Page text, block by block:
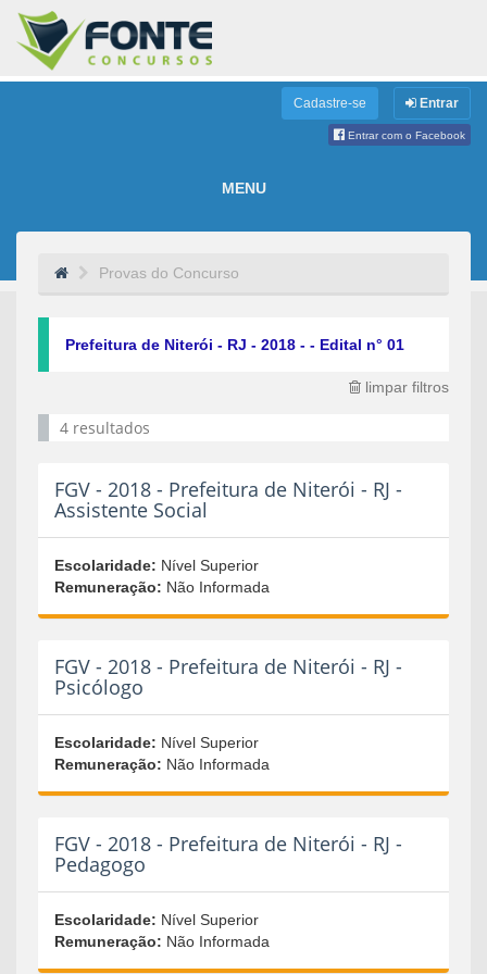
Cadastre-se Entrar
Entrar com o Facebook
MENU
Provas do Concurso
Prefeitura de Niterói - RJ - 2018 - - Edital n° 01
limpar filtros
4 resultados
FGV - 2018 - Prefeitura de Niterói - RJ -
Assistente Social
Escolaridade: Nível Superior
Remuneração: Não Informada
FGV - 2018 - Prefeitura de Niterói - RJ -
Psicólogo
Escolaridade: Nível Superior
Remuneração: Não Informada
FGV - 2018 - Prefeitura de Niterói - RJ -
Pedagogo
Escolaridade: Nível Superior
Remuneração: Não Informada